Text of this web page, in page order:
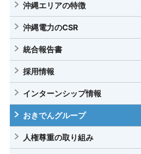
沖縄エリアの特徴
沖縄電力のCSR
統合報告書
採用情報
インターンシップ情報
おきでんグループ
人権尊重の取り組み